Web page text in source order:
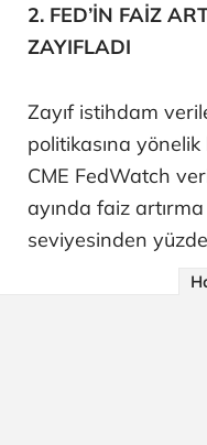
2. FED’İN FAİZ
ZAYIFLADI
Zayıf istihdam
politikasına
CME FedWatch
ayında faiz
seviyesinden